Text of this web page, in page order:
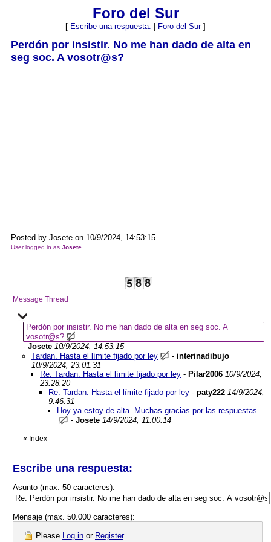
Foro del Sur
[ Escribe una respuesta: Foro del Sur]
Perdón por insistir. No me han dado de alta en
seg soc. A vosotr@s?
Posted by Josete on 10/9/2024, 14:53:15
User logged in as Josete
Message Thread
Perdón por insistir. No me han dado de alta en seg soc. A
vosotr@s?
- Josete 10/9/2024, 14:53:15
Tardan. Hasta el límite fijado por ley
- interinadibujo
10/9/2024, 23:01:31
Re: Tardan. Hasta el límite fijado por ley - Pilar2006 10/9/2024,
23:28:20
Re: Tardan. Hasta el límite fijado por ley - paty222 14/9/2024,
9:46:31
Hoy ya estoy de alta. Muchas gracias por las respuestas
- Josete 14/9/2024, 11:00:14
« Index
Escribe una respuesta:
Asunto (max. 50 caracteres):
Mensaje (max. 50.000 caracteres):
Please Log in or Register.